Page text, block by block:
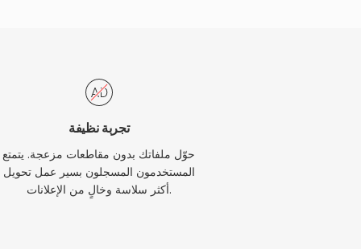
تجربة نظيفة
حوّل ملفاتك بدون مقاطعات مزعجة. يتمتع
المستخدمون المسجلون بسير عمل تحويل
أكثر سلاسة وخالٍ من الإعلانات.